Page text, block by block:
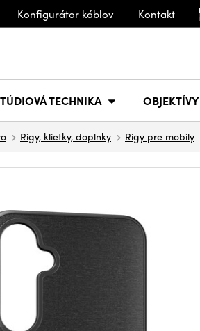
Konfigurátor káblov Kontakt
TECHNIKA OBJEKTÍVY
Rigy, klietky, doplnky Rigy pre mobily